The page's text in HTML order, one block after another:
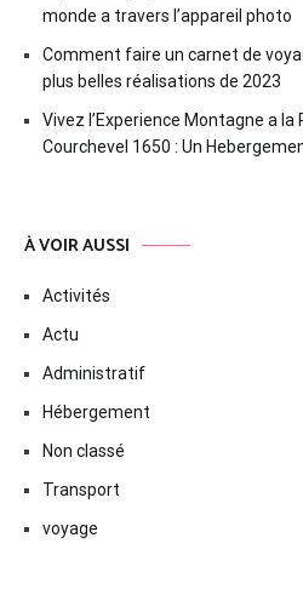
monde a travers l’appareil photo
Comment faire un carnet de
plus belles réalisations de 2023
Vivez l’Experience Montagne a la
Courchevel 1650 : Un
À VOIR AUSSI
Activités
Actu
Administratif
Hébergement
Non classé
Transport
voyage